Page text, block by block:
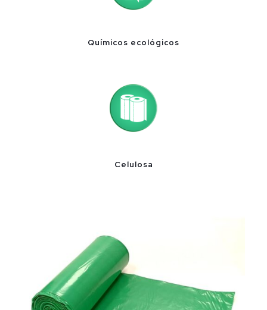
Químicos ecológicos
Celulosa